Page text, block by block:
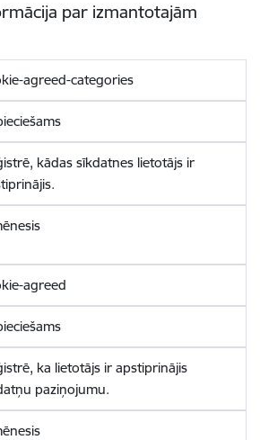
par izmantotajām
agreed-categories
kādas sīkdatnes lietotājs ir
agreed
ka lietotājs ir apstiprinājis
paziņojumu.